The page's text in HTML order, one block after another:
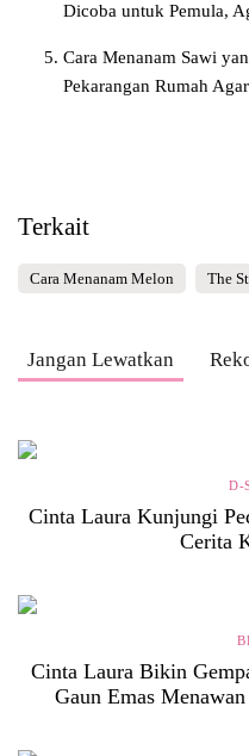
Dicoba untuk Pemula,
Cara Menanam Sawi
Pekarangan Rumah
Terkait
Cara Menanam Melon The
Jangan Lewatkan
D-
Cinta Laura Kunjungi
Cerita
Cinta Laura Bikin
Gaun Emas